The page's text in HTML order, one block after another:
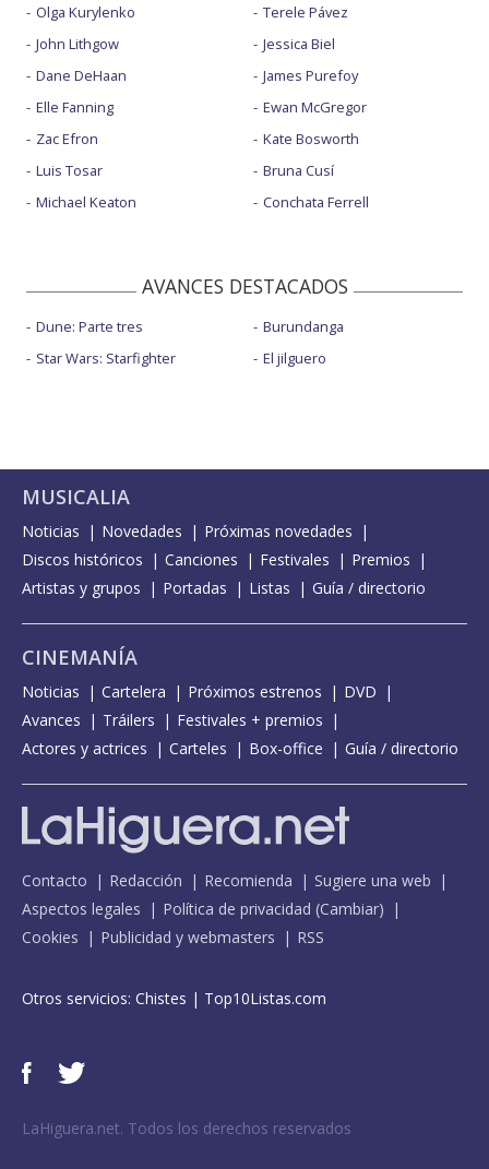
Olga Kurylenko
John Lithgow
Dane DeHaan
Elle Fanning
Zac Efron
Luis Tosar
Michael Keaton
Terele Pávez
Jessica Biel
James Purefoy
Ewan McGregor
Kate Bosworth
Bruna Cusí
Conchata Ferrell
AVANCES DESTACADOS
Dune: Parte tres
Star Wars: Starfighter
Burundanga
El jilguero
MUSICALIA
Noticias Novedades
Próximas novedades
Discos históricos
Canciones Festivales
Premios
Artistas y grupos
Portadas Listas Guía / directorio
CINEMANÍA
Noticias Cartelera Próximos estrenos
DVD
Avances
Tráilers
Festivales + premios
Actores y actrices
Carteles Box-office Guía / directorio
Contacto Redacción Recomienda
Sugiere una web
Aspectos legales
Política de privacidad (Cambiar)
Cookies
Publicidad y webmasters RSS
Otros servicios: Chistes | Top10Listas.com
LaHiguera.net. Todos los derechos reservados